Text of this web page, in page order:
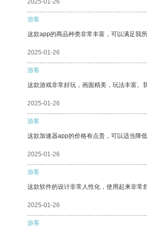
2025-01-26
游客
这款app的商品种类非常丰富，可以满足我所
2025-01-26
游客
这款游戏非常好玩，画面精美，玩法丰富。
2025-01-26
游客
这款加速器app的价格有点贵，可以适当降
2025-01-26
游客
这款软件的设计非常人性化，使用起来非常
2025-01-26
游客